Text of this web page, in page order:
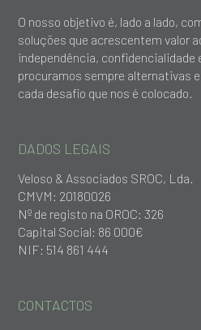
O nosso objetivo é, lado a lado,
soluções que acrescentem valor
independência,
procuramos sempre alternativas
cada desafio que nos é colocado.
DADOS LEGAIS
Veloso & Associados SROC, Lda.
CMVM: 20180026
Nº de registo na OROC: 326
Capital Social: 86 000€
NIF: 514 861 444
CONTACTOS